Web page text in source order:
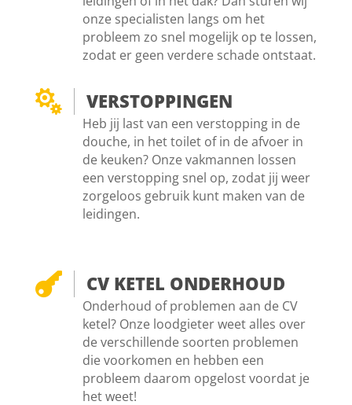
onze specialisten langs om het
probleem zo snel mogelijk op te lossen,
zodat er geen verdere schade ontstaat.
 VERSTOPPINGEN
Heb jij last van een verstopping in de
douche, in het toilet of in de afvoer in
de keuken? Onze vakmannen lossen
een verstopping snel op, zodat jij weer
zorgeloos gebruik kunt maken van de
leidingen.
 CV KETEL ONDERHOUD
Onderhoud of problemen aan de CV
ketel? Onze loodgieter weet alles over
de verschillende soorten problemen
die voorkomen en hebben een
probleem daarom opgelost voordat je
het weet!